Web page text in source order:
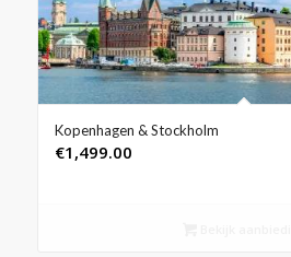
Kopenhagen & Stockholm
€1,499.00